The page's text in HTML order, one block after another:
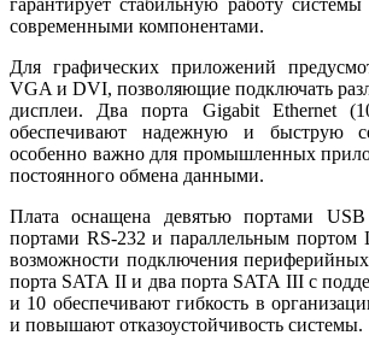
современными компонентами.
Для графических приложений
VGA и DVI, позволяющие подключать
дисплеи. Два порта Gigabit Ethernet
обеспечивают надежную и быструю
особенно важно для промышленных
постоянного обмена данными.
Плата оснащена девятью портами
портами RS-232 и параллельным портом
возможности подключения
порта SATA II и два порта SATA III с
и 10 обеспечивают гибкость в
и повышают отказоустойчивость системы.